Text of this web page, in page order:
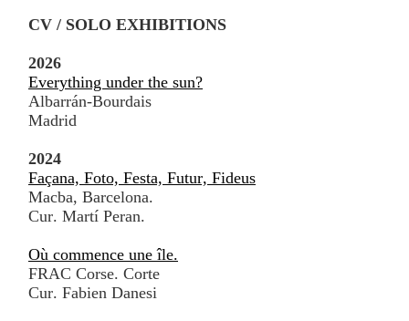
CV / SOLO EXHIBITIONS
2026
Everything under the sun?
Albarrán-Bourdais
Madrid
2024
Façana, Foto, Festa, Futur, Fideus
Macba, Barcelona.
Cur. Martí Peran.
Où commence une île.
FRAC Corse. Corte
Cur. Fabien Danesi